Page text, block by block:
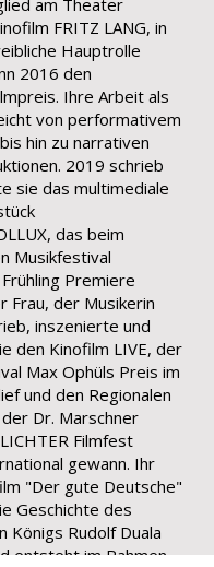
am Theater
FRITZ LANG, in
Hauptrolle
2016 den
Ihre Arbeit als
von performativem
hin zu narrativen
2019 schrieb
sie das multimediale
das beim
Musikfestival
Premiere
Frau, der Musikerin
inszenierte und
den Kinofilm LIVE, der
Max Ophüls Preis im
und den Regionalen
Dr. Marschner
Filmfest
gewann. Ihr
"Der gute Deutsche"
Geschichte des
Königs Rudolf Duala
entsteht im Rahmen